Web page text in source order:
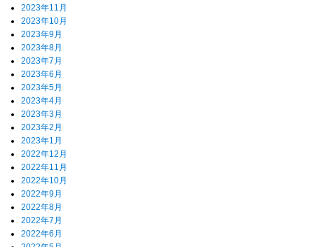
2023年11月
2023年10月
2023年9月
2023年8月
2023年7月
2023年6月
2023年5月
2023年4月
2023年3月
2023年2月
2023年1月
2022年12月
2022年11月
2022年10月
2022年9月
2022年8月
2022年7月
2022年6月